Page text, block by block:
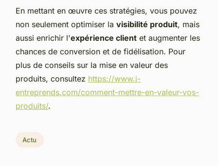
En mettant en œuvre ces stratégies, vous pouvez
non seulement optimiser la visibilité produit, mais
aussi enrichir l'expérience client et augmenter les
chances de conversion et de fidélisation. Pour
plus de conseils sur la mise en valeur des
produits, consultez https://www.j-
entreprends.com/comment-mettre-en-valeur-vos-
produits/.
Actu